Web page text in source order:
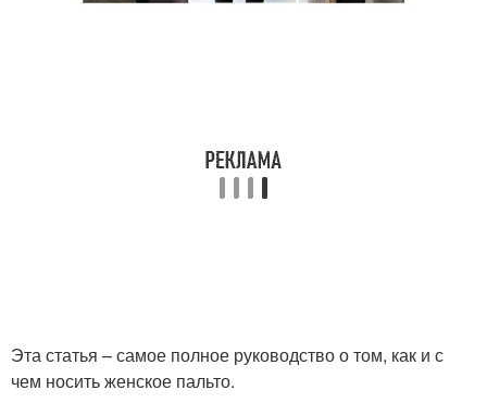
Эта статья – самое полное руководство о том, как и с
чем носить женское пальто.